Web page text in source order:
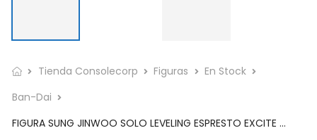
Tienda Consolecorp Figuras
En Stock
Ban-Dai
FIGURA SUNG JINWOO SOLO LEVELING ESPRESTO EXCITE MOTIONS VOL 1